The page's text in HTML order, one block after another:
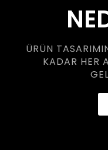
ÜRÜN
KADAR HER